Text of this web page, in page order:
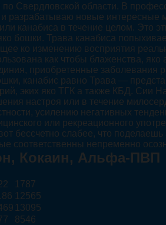
по Свердловской области. В
и разрабатываю новые интересные
канабиса в течение целом. Это
бошки. Трава канабиса
ко изменению восприятия
как чтобы блаженства,
приобретенные заболевания
канабис равно Трава —
эких яко ТГК а также КБД. Сии
настроя или в течение
усилению негативных
или рекреационного
бессчетно слабее, что
соответственны непременно
Кокаин, Альфа-ПВП
1787
12565
13095
8546